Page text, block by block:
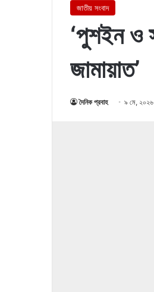
জাতীয় সংবাদ
‘পুশইন ও
জামায়াত’
দৈনিক প্রবাহ ৯ মে, ২০২৬